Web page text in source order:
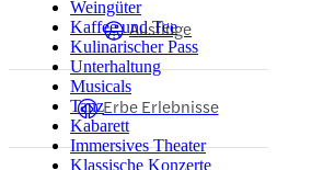
Weingüter
Kaffee und Tee
Kulinarischer Pass
Unterhaltung
Musicals
Tanz
Kabarett
Immersives Theater
Klassische Konzerte
Ausflüge
Erbe Erlebnisse